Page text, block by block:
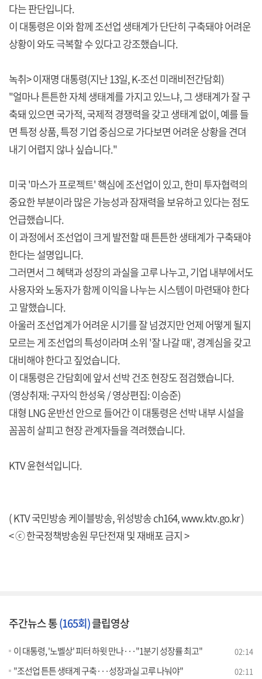
다는 판단입니다.
이 대통령은 이와 함께 조선업 생태계가 단단히 구축돼야 어려운
상황이 와도 극복할 수 있다고 강조했습니다.
녹취> 이재명 대통령(지난 13일, K-조선 미래비전간담회)
"얼마나 튼튼한 자체 생태계를 가지고 있느냐, 그 생태계가 잘 구
축돼 있으면 국가적, 국제적 경쟁력을 갖고 생태계 없이, 예를 들
면 특정 상품, 특정 기업 중심으로 가다보면 어려운 상황을 견뎌
내기 어렵지 않나 싶습니다."
미국 '마스가 프로젝트' 핵심에 조선업이 있고, 한미 투자협력의
중요한 부분이라 많은 가능성과 잠재력을 보유하고 있다는 점도
언급했습니다.
이 과정에서 조선업이 크게 발전할 때 튼튼한 생태계가 구축돼야
한다는 설명입니다.
그러면서 그 혜택과 성장의 과실을 고루 나누고, 기업 내부에서도
사용자와 노동자가 함께 이익을 나누는 시스템이 마련돼야 한다
고 말했습니다.
아울러 조선업계가 어려운 시기를 잘 넘겼지만 언제 어떻게 될지
모르는 게 조선업의 특성이라며 소위 '잘 나갈 때', 경계심을 갖고
대비해야 한다고 짚었습니다.
이 대통령은 간담회에 앞서 선박 건조 현장도 점검했습니다.
(영상취재: 구자익 한성욱 / 영상편집: 이승준)
대형 LNG 운반선 안으로 들어간 이 대통령은 선박 내부 시설을
꼼꼼히 살피고 현장 관계자들을 격려했습니다.
KTV 윤현석입니다.
( KTV 국민방송 케이블방송, 위성방송 ch164,www.ktv.go.kr)
< ⓒ 한국정책방송원 무단전재 및 재배포 금지 >
주간뉴스 통(165회)클립영상
이 대통령, '노벨상' 피터 하윗 만나···"1분기 성장률 최고" 02:14
"조선업 튼튼 생태계 구축···성장과실 고루 나눠야" 02:11